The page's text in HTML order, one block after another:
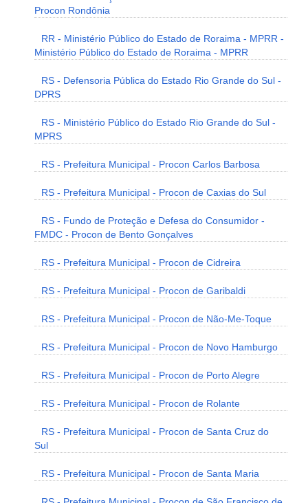
Procon Rondônia
RR - Ministério Público do Estado de Roraima - MPRR -
Ministério Público do Estado de Roraima - MPRR
RS - Defensoria Pública do Estado Rio Grande do Sul -
DPRS
RS - Ministério Público do Estado Rio Grande do Sul -
MPRS
RS - Prefeitura Municipal - Procon Carlos Barbosa
RS - Prefeitura Municipal - Procon de Caxias do Sul
RS - Fundo de Proteção e Defesa do Consumidor -
FMDC - Procon de Bento Gonçalves
RS - Prefeitura Municipal - Procon de Cidreira
RS - Prefeitura Municipal - Procon de Garibaldi
RS - Prefeitura Municipal - Procon de Não-Me-Toque
RS - Prefeitura Municipal - Procon de Novo Hamburgo
RS - Prefeitura Municipal - Procon de Porto Alegre
RS - Prefeitura Municipal - Procon de Rolante
RS - Prefeitura Municipal - Procon de Santa Cruz do
Sul
RS - Prefeitura Municipal - Procon de Santa Maria